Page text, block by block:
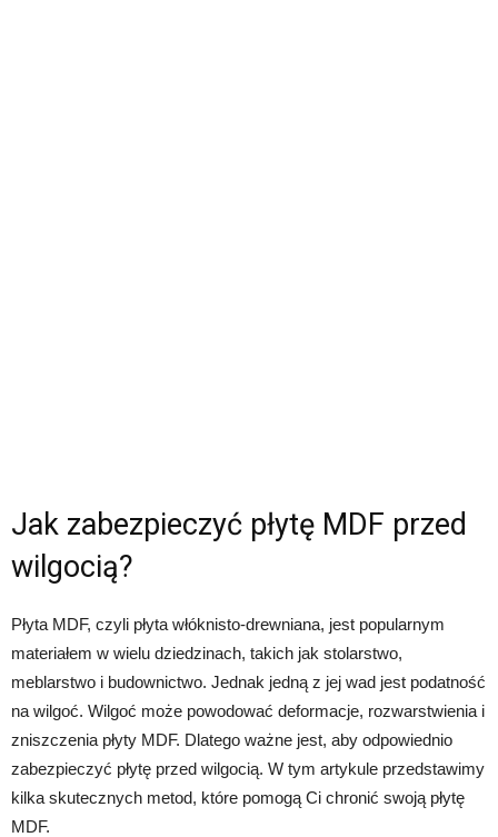
Jak zabezpieczyć płytę MDF przed
wilgocią?
Płyta MDF, czyli płyta włóknisto-drewniana, jest popularnym
materiałem w wielu dziedzinach, takich jak stolarstwo,
meblarstwo i budownictwo. Jednak jedną z jej wad jest podatność
na wilgoć. Wilgoć może powodować deformacje, rozwarstwienia i
zniszczenia płyty MDF. Dlatego ważne jest, aby odpowiednio
zabezpieczyć płytę przed wilgocią. W tym artykule przedstawimy
kilka skutecznych metod, które pomogą Ci chronić swoją płytę
MDF.